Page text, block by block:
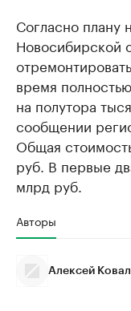
Согласно плану
Новосибирской
время
на полутора
сообщении
Общая
руб. В первые
млрд руб.
Авторы
Алексей